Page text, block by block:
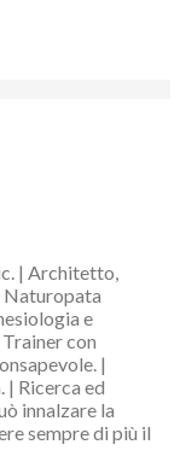
| Architetto,
Naturopata
e
con
|
Ricerca ed
innalzare la
sempre di più il